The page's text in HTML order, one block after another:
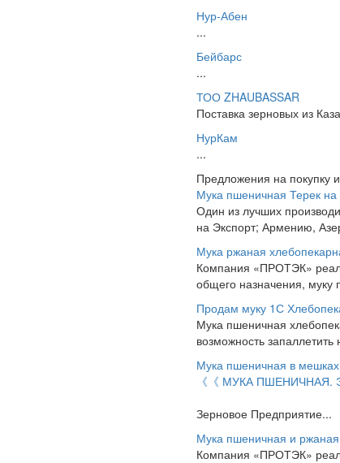
Нур-Абен
...
Бейбарс
...
ТОО ZHAUBASSAR
Поставка зерновых из
НурКам
...
Предложения на покупку
Мука пшеничная Терек на
Один из лучших
на Экспорт; Армению,
Мука ржаная
Компания «ПРОТЭК»
общего назначения,
Продам муку 1С
Мука пшеничная
возможность
Мука пшеничная в
《《 МУКА ПШЕНИЧНАЯ.
Зерновое Предприятие...
Мука пшеничная и
Компания «ПРОТЭК»